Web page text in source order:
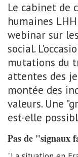
Le cabinet de
humaines
webinar sur
social.
mutations du
attentes des
montée des
valeurs. Une
est-elle
Pas de "signaux